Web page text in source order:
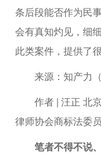
条后段能否作为民
会有真知灼见，细
此类案件，提供了
来源：知产力（
作者 | 汪正 北京
律师协会商标法委
笔者不得不说